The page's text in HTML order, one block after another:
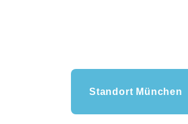
Standort München